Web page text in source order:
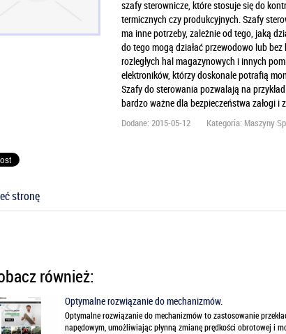
szafy sterownicze, które stosuje się do
termicznych czy produkcyjnych. Szafy
ma inne potrzeby, zależnie od tego, jaką
do tego mogą działać przewodowo lub
rozległych hal magazynowych i innych
elektroników, którzy doskonale potrafią
Szafy do sterowania pozwalają na
bardzo ważne dla bezpieczeństwa załogi i
Dodane: 2015-05-12 Kategoria: Maszyny
stronę
również:
Optymalne rozwiązanie do mechanizmów.
Optymalne rozwiązanie do mechanizmów to zastosowanie
napędowym, umożliwiając płynną zmianę prędkości obrotowej i